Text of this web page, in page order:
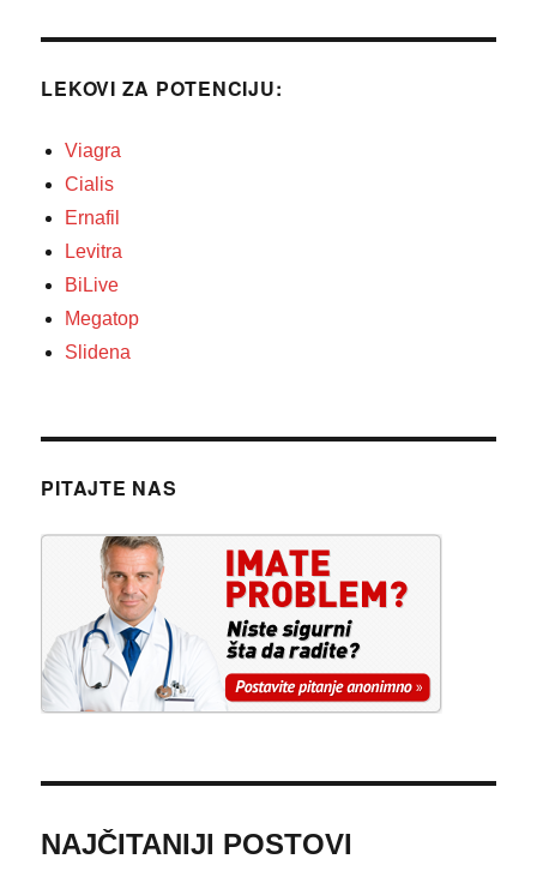
LEKOVI ZA POTENCIJU:
Viagra
Cialis
Ernafil
Levitra
BiLive
Megatop
Slidena
PITAJTE NAS
NAJČITANIJI POSTOVI